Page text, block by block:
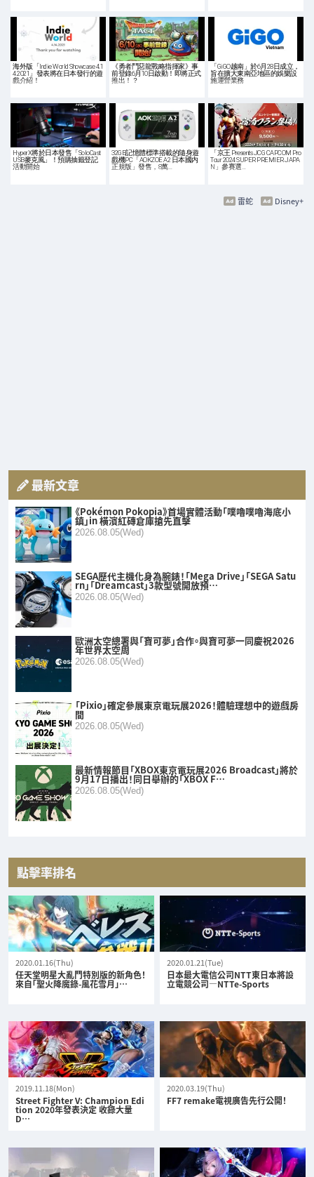
海外版「Indie World Showcase 4.1
4.2021」發表將在日本發行的遊
戲介紹！
《勇者鬥惡龍戰略指揮家》事
前登錄6月10日啟動！即將正式
推出！？
「GiGO越南」於6月28日成立，
旨在擴大東南亞地區的娛樂設
施運營業務
HyperX將於日本發售「SoloCast
USB麥克風」！預購抽籤登記
活動開始
32GB記憶體標準搭載的隨身遊
戲機PC「AOKZOE A2 日本國内
正規版」發售，8萬…
「京王 Presents JCG CAPCOM Pro
Tour 2024 SUPER PREMIER JAPA
N」參賽選…
Disney+
雷蛇
最新文章
《Pokémon Pokopia》首場實體活動「噗嚕噗嚕海底小
鎮」in 橫濱紅磚倉庫搶先直擊
2026.08.05(Wed)
SEGA歷代主機化身為腕錶！「Mega Drive」「SEGA Satu
rn」「Dreamcast」3款型號開放預…
2026.08.05(Wed)
歐洲太空總署與「寶可夢」合作。與寶可夢一同慶祝2026
年世界太空周
2026.08.05(Wed)
「Pixio」確定參展東京電玩展2026！體驗理想中的遊戲房
間
2026.08.05(Wed)
最新情報節目「XBOX東京電玩展2026 Broadcast」將於
9月17日播出！同日舉辦的「XBOX F…
2026.08.05(Wed)
點擊率排名
2020.01.16(Thu)
任天堂明星大亂鬥特別版的新角色！
來自「聖火降魔錄-風花雪月」…
2020.01.21(Tue)
日本最大電信公司NTT東日本將設
立電競公司—NTTe-Sports
2019.11.18(Mon)
Street Fighter V: Champion Edi
tion 2020年發表決定 收錄大量
D…
2020.03.19(Thu)
FF7 remake電視廣告先行公開！